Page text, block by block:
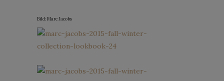
Bild: Marc Jacobs